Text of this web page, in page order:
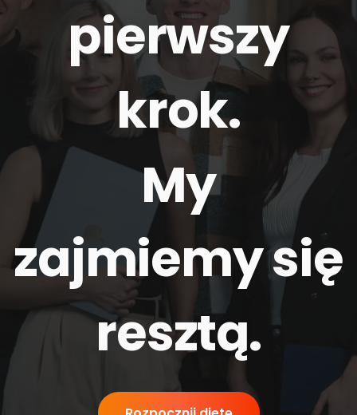
pierwszy
krok.
My
zajmiemy się
resztą.